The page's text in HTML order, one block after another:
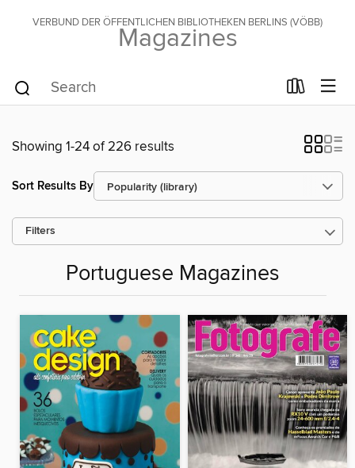
VERBUND DER ÖFFENTLICHEN BIBLIOTHEKEN BERLINS (VÖBB)
Magazines
Showing 1-24 of 226 results
Sort Results By
Filters
Portuguese Magazines